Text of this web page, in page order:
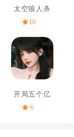
太空狼人杀
10
开局五个亿
6